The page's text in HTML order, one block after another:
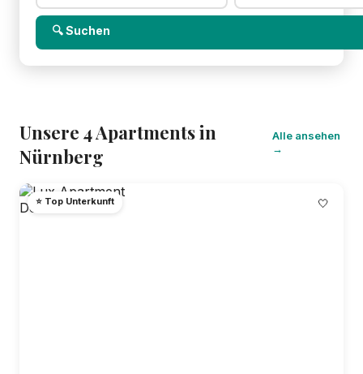
🔍 Suchen
Unsere 4 Apartments in
Nürnberg
Alle ansehen
→
⭐ Top Unterkunft 🤍